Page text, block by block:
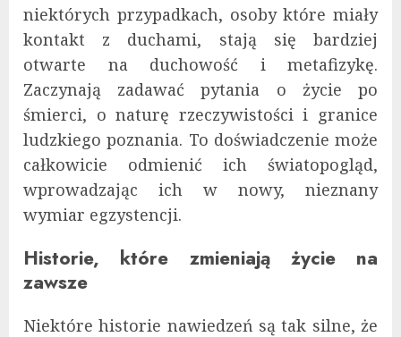
niektórych przypadkach, osoby które miały
kontakt z duchami, stają się bardziej
otwarte na duchowość i metafizykę.
Zaczynają zadawać pytania o życie po
śmierci, o naturę rzeczywistości i granice
ludzkiego poznania. To doświadczenie może
całkowicie odmienić ich światopogląd,
wprowadzając ich w nowy, nieznany
wymiar egzystencji.
Historie, które zmieniają życie na
zawsze
Niektóre historie nawiedzeń są tak silne, że